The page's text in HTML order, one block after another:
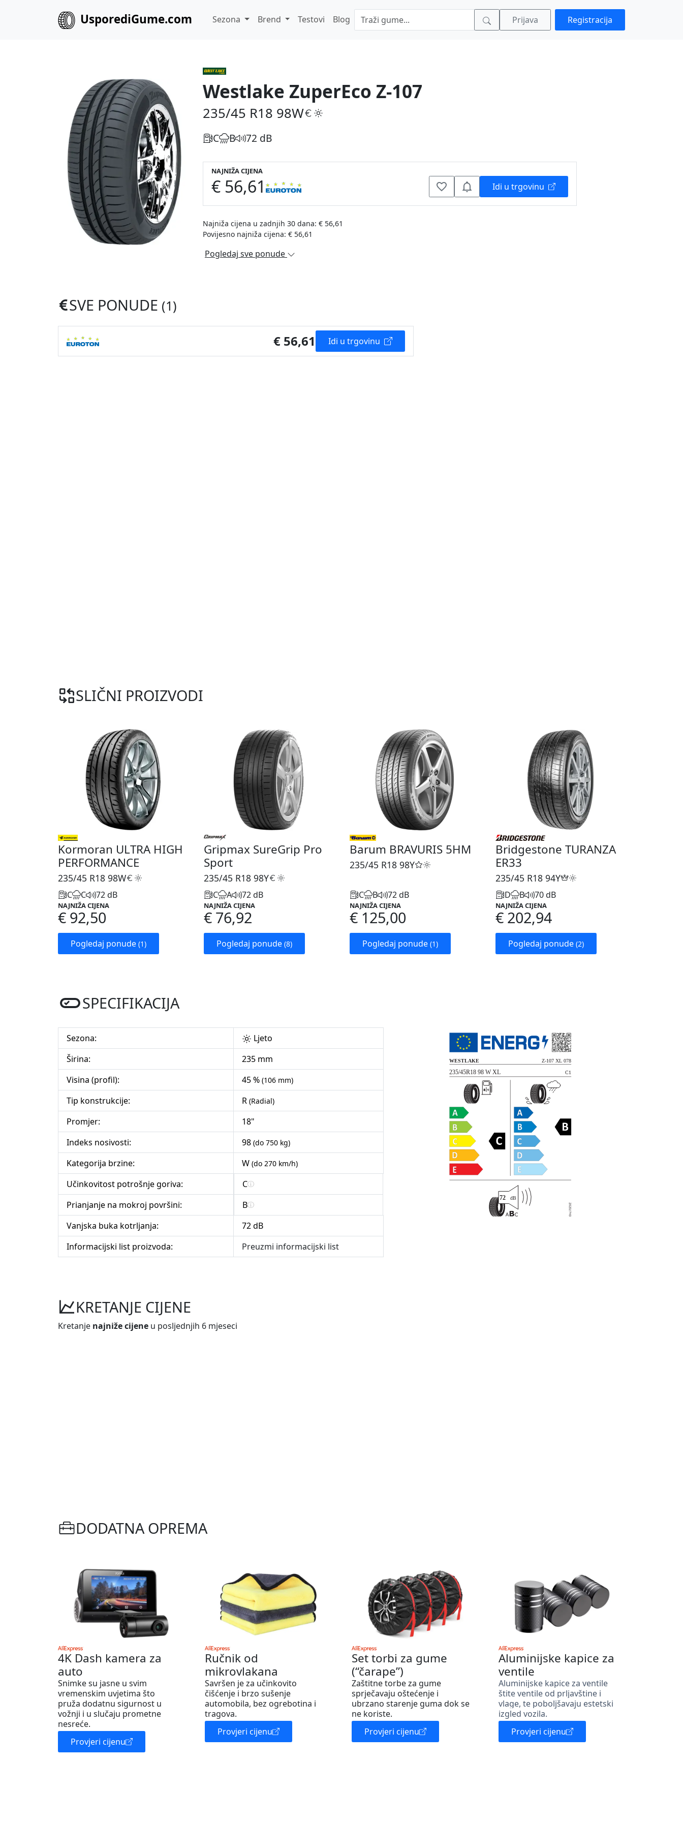
UsporediGume.com Sezona Brend Testovi Blog Prijava Registracija
Westlake ZuperEco Z-107
235/45 R18 98W
C B 72 dB
NAJNIŽA CIJENA
€ 56,61 Idi u trgovinu
Najniža cijena u zadnjih 30 dana: € 56,61
Povijesno najniža cijena: € 56,61
Pogledaj sve ponude
SVE PONUDE (1)
€ 56,61 Idi u trgovinu
SLIČNI PROIZVODI
Kormoran ULTRA HIGH
PERFORMANCE
235/45 R18 98W
C C 72 dB
NAJNIŽA CIJENA
€ 92,50
Pogledaj ponude (1)
Gripmax SureGrip Pro
Sport
235/45 R18 98Y
C A 72 dB
NAJNIŽA CIJENA
€ 76,92
Pogledaj ponude (8)
Barum BRAVURIS 5HM
235/45 R18 98Y
C B 72 dB
NAJNIŽA CIJENA
€ 125,00
Pogledaj ponude (1)
Bridgestone TURANZA
ER33
235/45 R18 94Y
D B 70 dB
NAJNIŽA CIJENA
€ 202,94
Pogledaj ponude (2)
SPECIFIKACIJA
Sezona:
Ljeto
Širina:
235 mm
Visina (profil):
45 % (106 mm)
Tip konstrukcije: R (Radial)
Promjer:
18"
Indeks nosivosti:
98 (do 750 kg)
Kategorija brzine: W (do 270 km/h)
Učinkovitost potrošnje goriva:
C
Prianjanje na mokroj površini:
B
Vanjska buka kotrljanja:
72 dB
Informacijski list proizvoda:
Preuzmi informacijski list
KRETANJE CIJENE
Kretanje najniže cijene u posljednjih 6 mjeseci
DODATNA OPREMA
4K Dash kamera za
auto
Snimke su jasne u svim
vremenskim uvjetima što
pruža dodatnu sigurnost u
vožnji i u slučaju prometne
nesreće.
Provjeri cijenu
Ručnik od
mikrovlakana
Savršen je za učinkovito
čišćenje i brzo sušenje
automobila, bez ogrebotina i
tragova.
Provjeri cijenu
Set torbi za gume
(“čarape”)
Zaštitne torbe za gume
sprječavaju oštećenje i
ubrzano starenje guma dok se
ne koriste.
Provjeri cijenu
Aluminijske kapice za
ventile
Aluminijske kapice za ventile
štite ventile od prljavštine i
vlage, te poboljšavaju estetski
izgled vozila.
Provjeri cijenu